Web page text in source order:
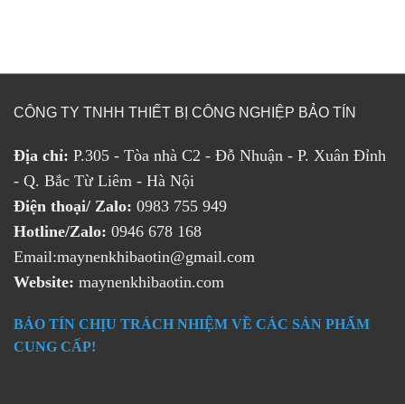
CÔNG TY TNHH THIẾT BỊ CÔNG NGHIỆP BẢO TÍN
Địa chỉ: P.305 - Tòa nhà C2 - Đỗ Nhuận - P. Xuân Đỉnh
- Q. Bắc Từ Liêm - Hà Nội
Điện thoại/ Zalo: 0983 755 949
Hotline/Zalo: 0946 678 168
Email:maynenkhibaotin@gmail.com
Website: maynenkhibaotin.com
BẢO TÍN CHỊU TRÁCH NHIỆM VỀ CÁC SẢN PHẨM
CUNG CẤP!